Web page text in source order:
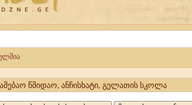
წმიდაო, ანჩისხატი, გელათის სკოლა